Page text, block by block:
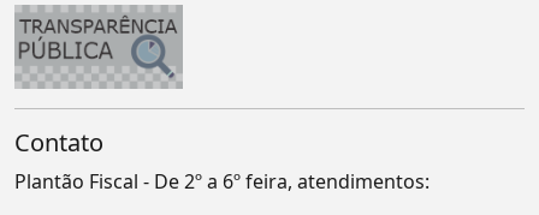
Contato
Plantão Fiscal - De 2º a 6º feira, atendimentos: